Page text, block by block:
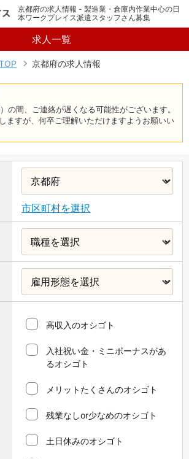
京都府の求人情報 - 製造業・倉庫内作業中心の日
本ワークプレイス派遣スタッフさん募集
求人一覧
京都府の求人情報
の間、ご連絡が遅くなる可能性がございます。
ますが、何卒ご理解いただけますようお願いい
市区町村を選択
高収入のオシゴト
入社祝い金・ミニボーナスがあ
るオシゴト
メリットたくさんのオシゴト
残業なしor少なめのオシゴト
土日休みのオシゴト